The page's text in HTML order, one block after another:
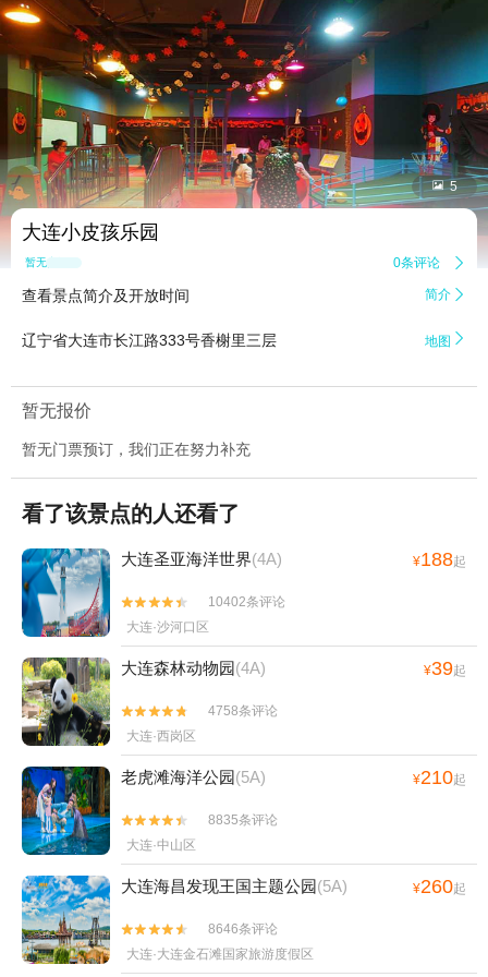
 5
大连小皮孩乐园
暂无点评 0条评论 
查看景点简介及开放时间 简介 
辽宁省大连市长江路333号香榭里三层 地图 
暂无报价
暂无门票预订，我们正在努力补充
看了该景点的人还看了
大连圣亚海洋世界(4A) ¥188起


10402条评论
大连·沙河口区
大连森林动物园(4A) ¥39起


4758条评论
大连·西岗区
老虎滩海洋公园(5A) ¥210起


8835条评论
大连·中山区
大连海昌发现王国主题公园(5A) ¥260起


8646条评论
大连·大连金石滩国家旅游度假区
